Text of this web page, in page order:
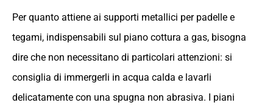
Per quanto attiene ai supporti metallici per padelle e
tegami, indispensabili sul piano cottura a gas, bisogna
dire che non necessitano di particolari attenzioni: si
consiglia di immergerli in acqua calda e lavarli
delicatamente con una spugna non abrasiva. I piani